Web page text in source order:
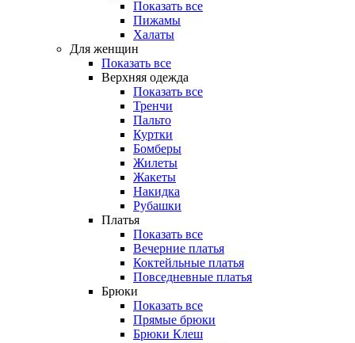
Показать все
Пижамы
Халаты
Для женщин
Показать все
Верхняя одежда
Показать все
Тренчи
Пальто
Куртки
Бомберы
Жилеты
Жакеты
Накидка
Рубашки
Платья
Показать все
Вечерние платья
Коктейльные платья
Повседневные платья
Брюки
Показать все
Прямые брюки
Брюки Клеш